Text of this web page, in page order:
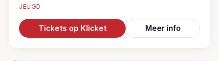
JEUGD
Tickets op Klicket Meer info